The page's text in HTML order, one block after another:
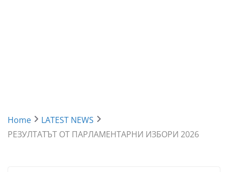
Home
LATEST NEWS
РЕЗУЛТАТЪТ ОТ ПАРЛАМЕНТАРНИ ИЗБОРИ 2026